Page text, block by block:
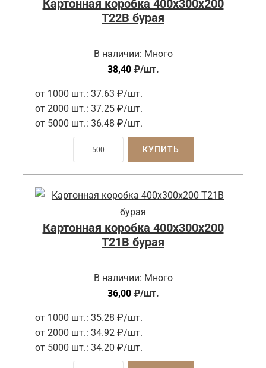
Картонная коробка 400x300x200
Т22B бурая
В наличии: Много
38,40 ₽/шт.
от 1000 шт.: 37.63 ₽/шт.
от 2000 шт.: 37.25 ₽/шт.
от 5000 шт.: 36.48 ₽/шт.
КУПИТЬ
Картонная коробка 400x300x200
Т21B бурая
В наличии: Много
36,00 ₽/шт.
от 1000 шт.: 35.28 ₽/шт.
от 2000 шт.: 34.92 ₽/шт.
от 5000 шт.: 34.20 ₽/шт.